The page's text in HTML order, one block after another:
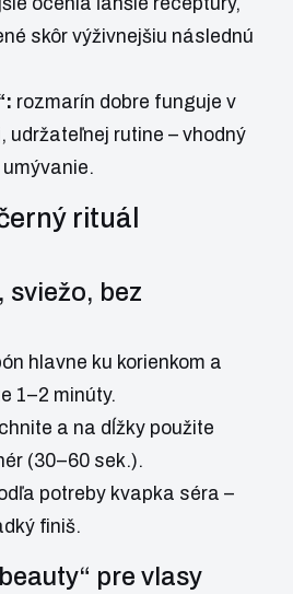
skôr výživnejšiu následnú
rozmarín dobre funguje v
udržateľnej rutine – vhodný
rituál
sviežo, bez
hlavne ku korienkom a
1–2 minúty.
a na dĺžky použite
(30–60 sek.).
potreby kvapka séra –
finiš.
pre vlasy